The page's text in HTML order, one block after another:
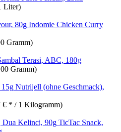
Liter)
Indomie Chicken Curry
Gramm)
Terasi, ABC, 180g
Gramm)
Nutrijell (ohne Geschmack),
€ * / 1 Kilogramm)
TicTac Snack,